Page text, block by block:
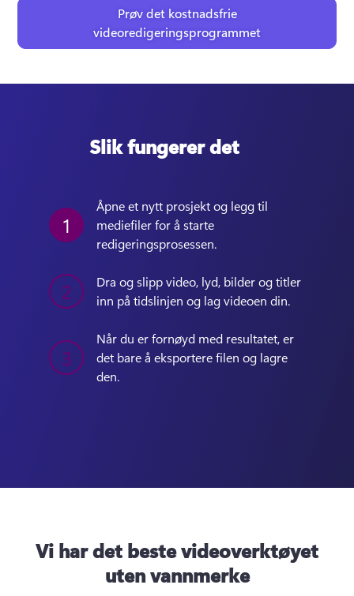
Prøv det kostnadsfrie
videoredigeringsprogrammet
Slik fungerer det
1
Åpne et nytt prosjekt og legg til
mediefiler for å starte
2
Dra og slipp video, lyd, bilder og titler
inn på tidslinjen og lag videoen din.
3
Når du er fornøyd med resultatet, er
det bare å eksportere filen og lagre
den.
Vi har det beste videoverktøyet
uten vannmerke